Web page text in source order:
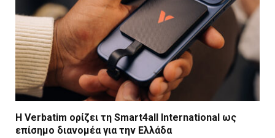
Η Verbatim ορίζει τη Smart4all International ως
επίσημο διανομέα για την Ελλάδα